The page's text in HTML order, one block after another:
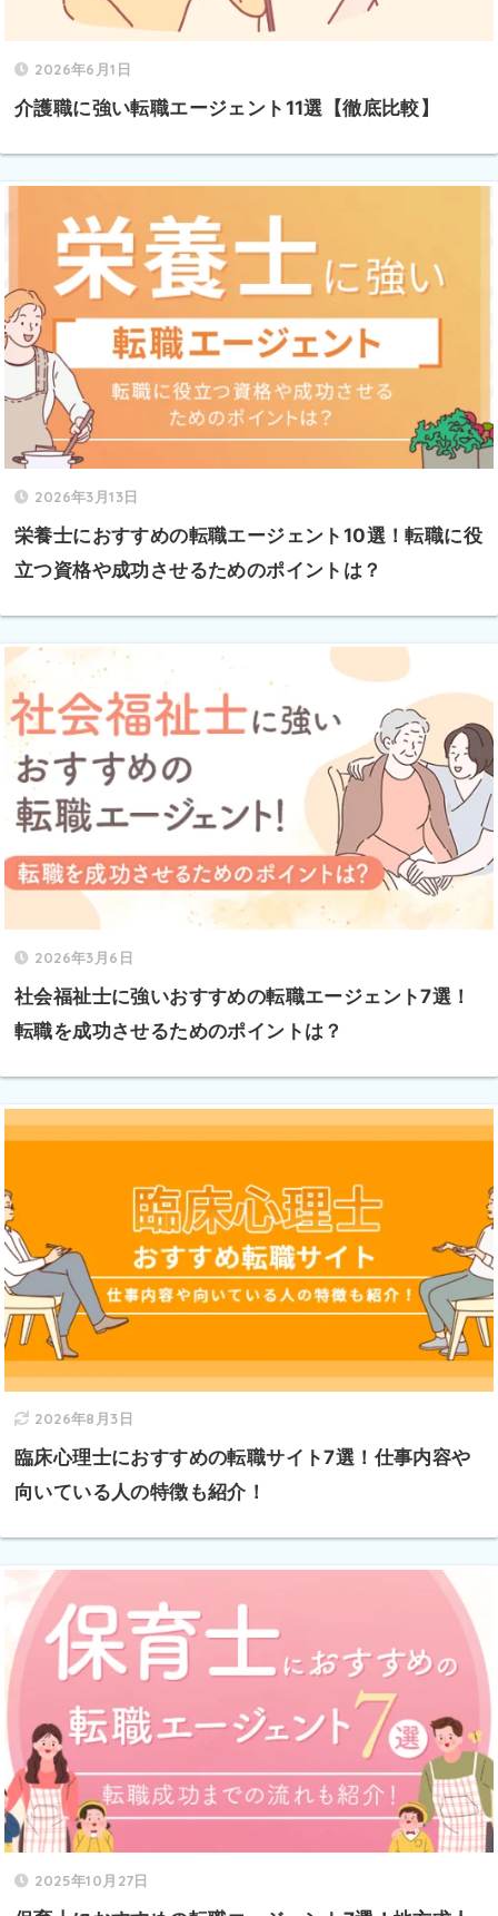
2026年6月1日
介護職に強い転職エージェント11選【徹底比較】
2026年3月13日
栄養士におすすめの転職エージェント10選！転職に役
立つ資格や成功させるためのポイントは？
2026年3月6日
社会福祉士に強いおすすめの転職エージェント7選！
転職を成功させるためのポイントは？
2026年8月3日
臨床心理士におすすめの転職サイト7選！仕事内容や
向いている人の特徴も紹介！
2025年10月27日